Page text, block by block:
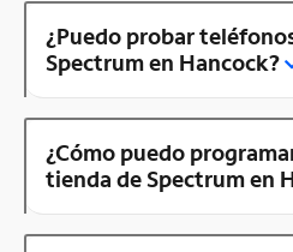
¿Puedo probar
Spectrum en Hancock?
¿Cómo puedo
tienda de Spectrum en